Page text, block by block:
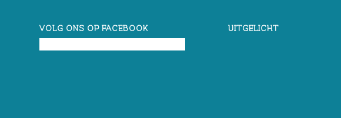
VOLG ONS OP FACEBOOK UITGELICHT